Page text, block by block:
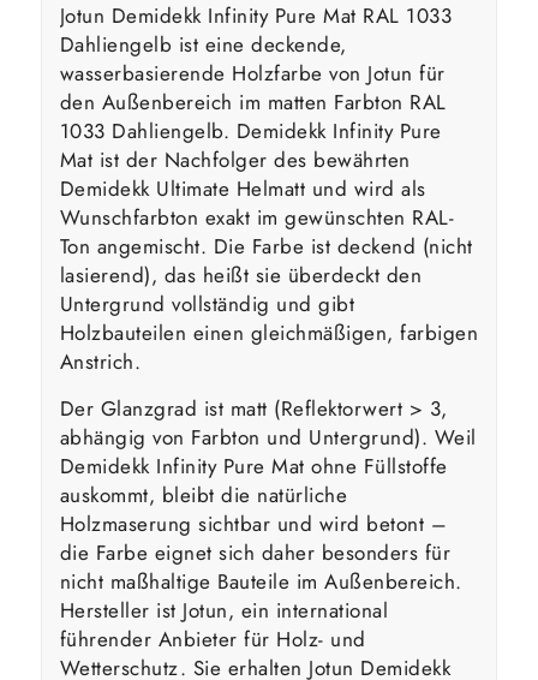
Jotun Demidekk Infinity Pure Mat RAL 1033
Dahliengelb ist eine deckende,
wasserbasierende Holzfarbe von Jotun für
den Außenbereich im matten Farbton RAL
1033 Dahliengelb. Demidekk Infinity Pure
Mat ist der Nachfolger des bewährten
Demidekk Ultimate Helmatt und wird als
Wunschfarbton exakt im gewünschten RAL-
Ton angemischt. Die Farbe ist deckend (nicht
lasierend), das heißt sie überdeckt den
Untergrund vollständig und gibt
Holzbauteilen einen gleichmäßigen, farbigen
Anstrich.
Der Glanzgrad ist matt (Reflektorwert > 3,
abhängig von Farbton und Untergrund). Weil
Demidekk Infinity Pure Mat ohne Füllstoffe
auskommt, bleibt die natürliche
Holzmaserung sichtbar und wird betont –
die Farbe eignet sich daher besonders für
nicht maßhaltige Bauteile im Außenbereich.
Hersteller ist Jotun, ein international
führender Anbieter für Holz- und
Wetterschutz. Sie erhalten Jotun Demidekk